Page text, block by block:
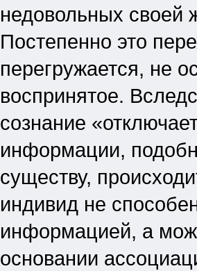
недовольных своей
Постепенно это
перегружается, не
воспринятое.
сознание
информации,
существу,
индивид не
информацией, а
основании